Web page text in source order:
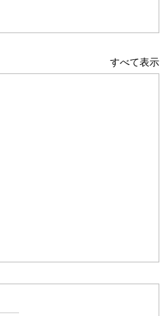
すべて表示
く太陽